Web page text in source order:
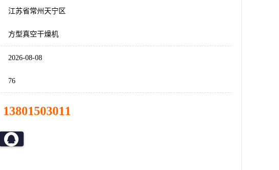
江苏省常州天宁区
方型真空干燥机
2026-08-08
76
13801503011